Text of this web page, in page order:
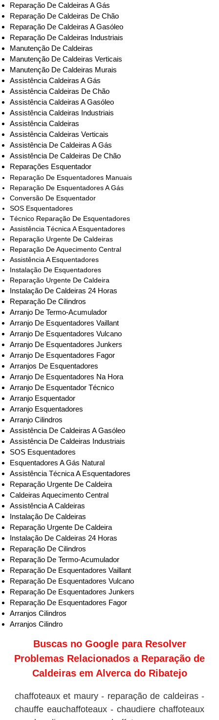
Reparação De Caldeiras A Gás
Reparação De Caldeiras De Chão
Reparação De Caldeiras A Gasóleo
Reparação De Caldeiras Industriais
Manutenção De Caldeiras
Manutenção De Caldeiras Verticais
Manutenção De Caldeiras Murais
Assistência Caldeiras A Gás
Assistência Caldeiras De Chão
Assistência Caldeiras A Gasóleo
Assistência Caldeiras Industriais
Assistência Caldeiras
Assistência Caldeiras Verticais
Assistência De Caldeiras A Gás
Assistência De Caldeiras De Chão
Reparações Esquentador
Reparação De Esquentadores Manuais
Reparação De Esquentadores A Gás
Conversão De Esquentador
SOS Esquentadores
Técnico Reparação De Esquentadores
Assistência Técnica A Esquentadores
Reparação Urgente De Caldeiras
Reparação De Aquecimento Central
Assistência A Esquentadores
Instalação De Esquentadores
Reparação Urgente De Caldeira
Instalação De Caldeiras 24 Horas
Reparação De Cilindros
Arranjo De Termo-Acumulador
Arranjo De Esquentadores Vaillant
Arranjo De Esquentadores Vulcano
Arranjo De Esquentadores Junkers
Arranjo De Esquentadores Fagor
Arranjos De Esquentadores
Arranjo De Esquentadores Na Hora
Arranjo De Esquentador Técnico
Arranjo Esquentador
Arranjo Esquentadores
Arranjo Cilindros
Assistência De Caldeiras A Gasóleo
Assistência De Caldeiras Industriais
SOS Esquentadores
Esquentadores A Gás Natural
Assistência Técnica A Esquentadores
Reparação Urgente De Caldeira
Caldeiras Aquecimento Central
Assistência A Caldeiras
Instalação De Caldeiras
Reparação Urgente De Caldeira
Instalação De Caldeiras 24 Horas
Reparação De Cilindros
Reparação De Termo-Acumulador
Reparação De Esquentadores Vaillant
Reparação De Esquentadores Vulcano
Reparação De Esquentadores Junkers
Reparação De Esquentadores Fagor
Arranjos Cilindros
Arranjos Cilindro
Buscas no Google para Resolver
Problemas Relacionados a Reparação de
Caldeiras em Alverca do Ribatejo
chaffoteaux et maury - reparação de caldeiras -
chauffe eauchaffoteaux - chaudiere chaffoteaux